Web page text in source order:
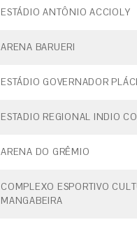
ESTÁDIO ANTÔNIO ACCIOLY
ARENA BARUERI
ESTÁDIO GOVERNADOR
ESTADIO REGIONAL INDIO
ARENA DO GRÊMIO
COMPLEXO ESPORTIVO
MANGABEIRA